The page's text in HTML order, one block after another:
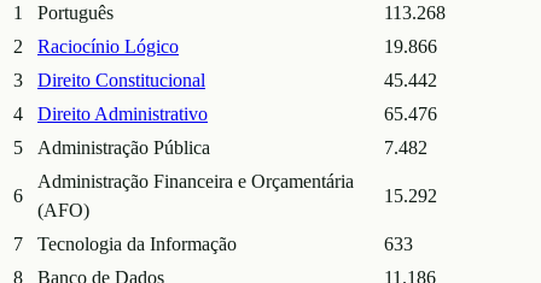
1
Português
113.268
2
Raciocínio Lógico
19.866
3
Direito Constitucional
45.442
4
Direito Administrativo
65.476
5
Administração Pública 7.482
6
Administração Financeira e Orçamentária
(AFO)
15.292
7 Tecnologia da Informação
633
8
Banco de Dados
11.186